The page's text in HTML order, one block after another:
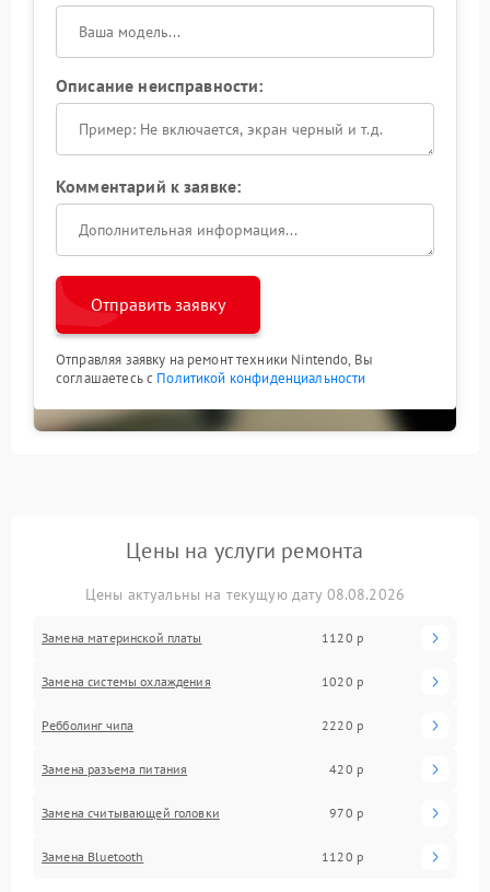
Описание неисправности:
Комментарий к заявке:
Отправить заявку
Отправляя заявку на ремонт техники Nintendo, Вы
соглашаетесь с Политикой конфиденциальности
Цены на услуги ремонта
Цены актуальны на текущую дату 08.08.2026
Замена материнской платы 1120 р
Замена системы охлаждения 1020 р
Ребболинг чипа 2220 р
Замена разъема питания 420 р
Замена считывающей головки 970 р
Замена Bluetooth 1120 р